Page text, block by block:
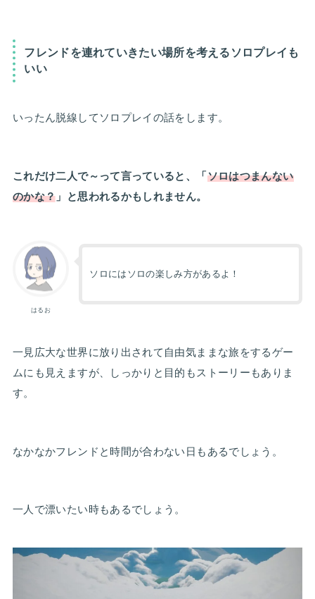
フレンドを連れていきたい場所を考えるソロプレイも
いい
いったん脱線してソロプレイの話をします。
これだけ二人で～って言っていると、「ソロはつまんない
のかな？ 」と思われるかもしれません。
はるお
ソロにはソロの楽しみ方があるよ！
一見広大な世界に放り出されて自由気ままな旅をするゲー
ムにも見えますが、しっかりと目的もストーリーもありま
す。
なかなかフレンドと時間が合わない日もあるでしょう。
一人で漂いたい時もあるでしょう。